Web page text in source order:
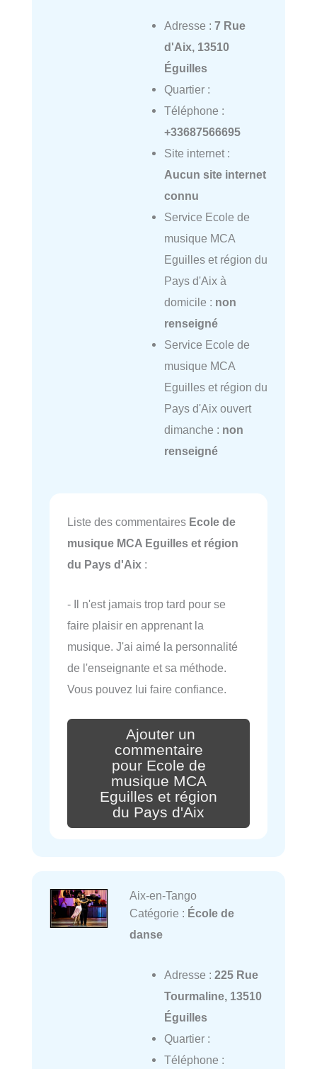
Adresse : 7 Rue
d'Aix, 13510
Éguilles
Quartier :
Téléphone :
+33687566695
Site internet :
Aucun site internet
connu
Service Ecole de
musique MCA
Eguilles et région du
Pays d'Aix à
domicile : non
renseigné
Service Ecole de
musique MCA
Eguilles et région du
Pays d'Aix ouvert
dimanche : non
renseigné
Liste des commentaires Ecole de
musique MCA Eguilles et région
du Pays d'Aix :
- Il n'est jamais trop tard pour se
faire plaisir en apprenant la
musique. J'ai aimé la personnalité
de l'enseignante et sa méthode.
Vous pouvez lui faire confiance.
Ajouter un
commentaire
pour Ecole de
musique MCA
Eguilles et région
du Pays d'Aix
Aix-en-Tango
Catégorie : École de
danse
Adresse : 225 Rue
Tourmaline, 13510
Éguilles
Quartier :
Téléphone :